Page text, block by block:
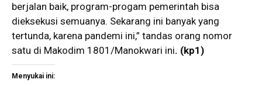
berjalan baik, program-progam pemerintah bisa
dieksekusi semuanya. Sekarang ini banyak yang
tertunda, karena pandemi ini,” tandas orang nomor
satu di Makodim 1801/Manokwari ini. (kp1)
Menyukai ini: